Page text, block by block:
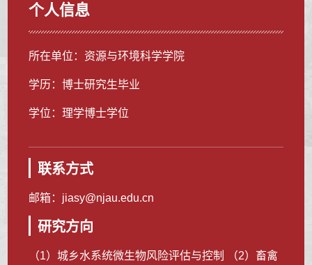
个人信息
所在单位：资源与环境科学学院
学历：博士研究生毕业
学位：理学博士学位
联系方式
邮箱： jiasy@njau.edu.cn
研究方向
（1）城乡水系统微生物风险评估与控制 （2）畜禽